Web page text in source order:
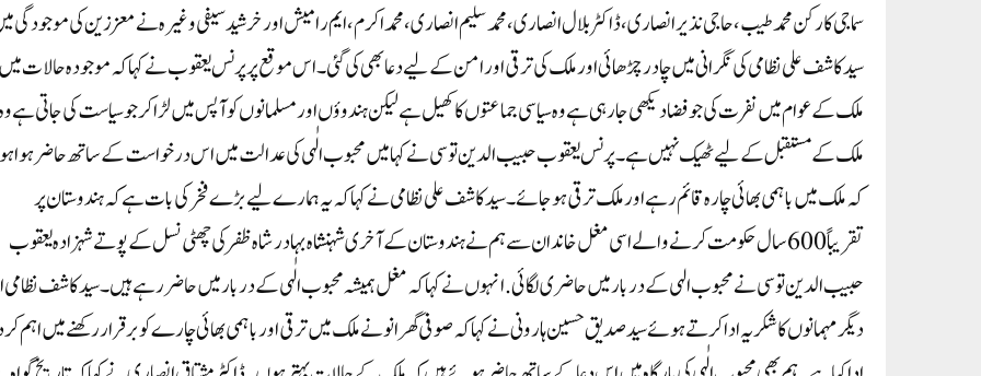
سماجی کارکن محمد طیب، حاجی نذیر انصاری، ڈاکٹر بلال انصاری، محمد سلیم انصاری، محمد اکرم، ایم رامیش اور خرشید سیفی وغیرہ نے معززین کی موجودگی
سید کاشف علی نظامی کی نگرانی میں چادر چڑھائی اور ملک کی ترقی اور امن کے لیے دعا بھی کی گئی۔اس موقع پر پرنس یعقوب نے کہا کہ موجودہ حالات میں
ملک کے عوام میں نفرت کی جو فضا دیکھی جا رہی ہے وہ سیاسی جماعتوں کا کھیل ہے لیکن ہندوؤں اور مسلمانوں کو آپس میں لڑا کر جو سیاست کی جاتی ہے
ملک کے مستقبل کے لیے ٹھیک نہیں ہے۔پرنس یعقوب حبیب الدین توسی نے کہا میں محبوب الٰہی کی عدالت میں اس درخواست کے ساتھ حاضر ہوا
کہ ملک میں باہمی بھائی چارہ قائم رہے اور ملک ترقی ہو جائے۔ سید کاشف علی نظامی نے کہا کہ یہ ہمارے لیے بڑے فخر کی بات ہے کہ ہندوستان پر
تقریباً 600 سال حکومت کرنے والے اسی مغل خاندان سے ہم نے ہندوستان کے آخری شہنشاہ بہادر شاہ ظفر کی چھٹی نسل کے پوتے شہزادہ یعقوب
حبیب الدین توسی نے محبوب الہی کے دربار میں حاضری لگائی. انہوں نے کہا کہ مغل ہمیشہ محبوب الٰہی کے دربار میں حاضر رہے ہیں۔ سید کاشف نظامی
دیگر مہمانوں کا شکریہ ادا کرتے ہوئے سید صدیق حسین ہارونی نے کہا کہ صوفی گھرانو نے ملک میں ترقی اور باہمی بھائی چارے کو برقرار رکھنے میں اہم